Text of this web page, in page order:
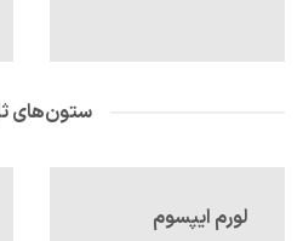
ستون‌های ثابت
لورم ایپسوم